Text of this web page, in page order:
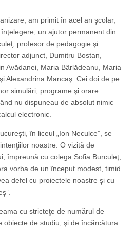
am primit în acel an şcolar,
un ajutor permanent din
profesor de pedagogie şi
adjunct, Dumitru Bostan,
Avădanei, Maria Bârlădeanu, Maria
Alexandrina Mancaş. Cei doi de pe
simulări, programe şi orare
nu dispuneau de absolut nimic
electronic.
în liceul „Ion Neculce”, se
noastre. O vizită de
împreună cu colega Sofia Burculeţ,
vorba de un început modest, timid
defel cu proiectele noastre şi cu
cu stricteţe de numărul de
obiecte de studiu, şi de încărcătura